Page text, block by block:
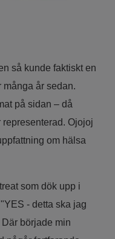
så kunde faktiskt en
många år sedan.
på sidan – då
Ojojoj
om hälsa
som dök upp i
- detta ska jag
började min